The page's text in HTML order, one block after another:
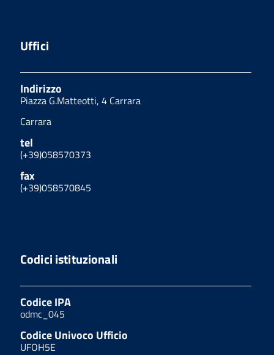
Uffici
Indirizzo
Piazza G.Matteotti, 4 Carrara
Carrara
tel
(+39)058570373
fax
(+39)058570845
Codici istituzionali
Codice IPA
odmc_045
Codice Univoco Ufficio
UFOH5E